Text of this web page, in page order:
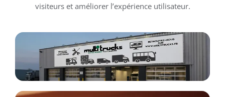
visiteurs et améliorer l’expérience utilisateur.